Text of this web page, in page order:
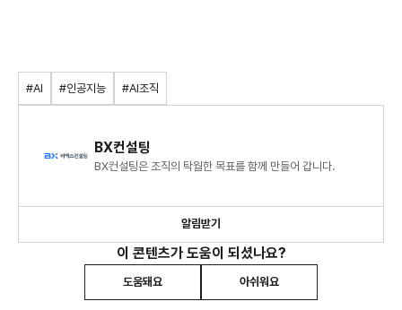
#AI #인공지능 #AI조직
BX컨설팅
BX컨설팅은 조직의 탁월한 목표를 함께 만들어 갑니다.
알림받기
이 콘텐츠가 도움이 되셨나요?
도움돼요 아쉬워요